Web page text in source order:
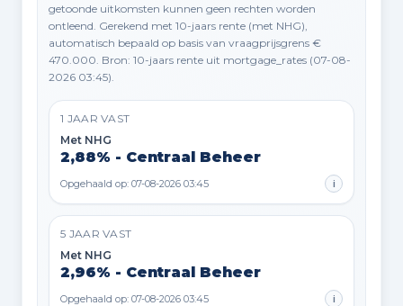
getoonde uitkomsten kunnen geen rechten worden
ontleend. Gerekend met 10-jaars rente (met NHG),
automatisch bepaald op basis van vraagprijsgrens €
470.000. Bron: 10-jaars rente uit mortgage_rates (07-08-
2026 03:45).
1 JAAR VAST
Met NHG
2,88% - Centraal Beheer
Opgehaald op: 07-08-2026 03:45 i
5 JAAR VAST
Met NHG
2,96% - Centraal Beheer
Opgehaald op: 07-08-2026 03:45 i